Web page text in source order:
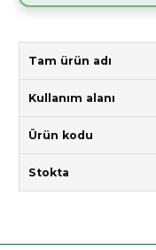
Tam ürün adı
Kullanım alanı
Ürün kodu
Stokta